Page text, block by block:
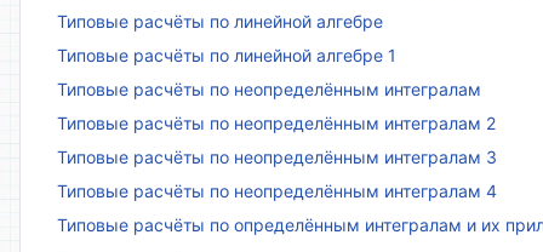
Типовые расчёты по линейной алгебре
Типовые расчёты по линейной алгебре 1
Типовые расчёты по неопределённым интегралам
Типовые расчёты по неопределённым интегралам 2
Типовые расчёты по неопределённым интегралам 3
Типовые расчёты по неопределённым интегралам 4
Типовые расчёты по определённым интегралам и их